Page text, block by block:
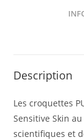
Description
Les croquettes
Sensitive Skin
scientifiques et